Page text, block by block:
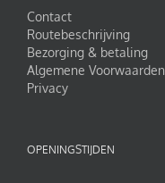
Contact
Routebeschrijving
Bezorging & betaling
Algemene Voorwaarden
Privacy
OPENINGSTIJDEN